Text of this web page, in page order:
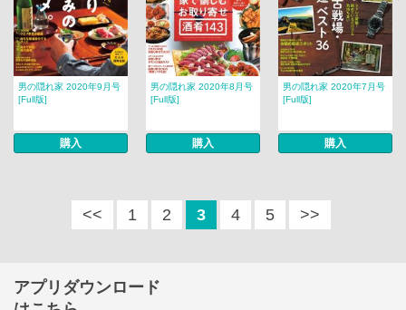
男の隠れ家 2020年9月号
[Full版]
購入
男の隠れ家 2020年8月号
[Full版]
購入
男の隠れ家 2020年7月号
[Full版]
購入
<< 1 2 3 4 5 >>
アプリダウンロード